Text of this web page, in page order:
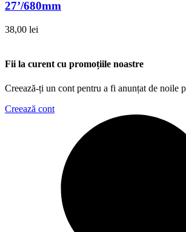
27’/680mm
38,00 lei
Fii la curent cu promoțiile noastre
Creează-ți un cont pentru a fi anunțat de noile
Creează cont